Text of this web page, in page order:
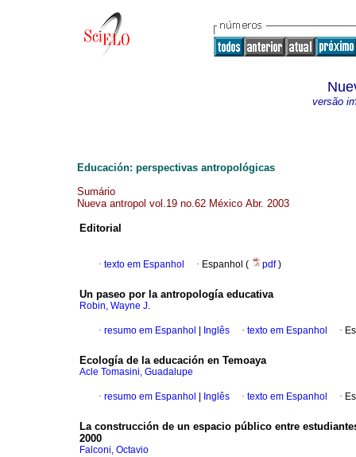
versão
Educación: perspectivas antropológicas
Sumário
Nueva antropol vol.19 no.62 México Abr. 2003
Editorial
· texto em Espanhol · Espanhol ( pdf)
Un paseo por la antropología educativa
Robin, Wayne J.
· resumo em Espanhol Inglês · texto em Espanhol ·
Ecología de la educación en Temoaya
Acle Tomasini, Guadalupe
· resumo em Espanhol Inglês · texto em Espanhol ·
La construcción de un espacio público entre
2000
Falconi, Octavio